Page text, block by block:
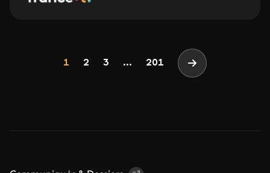
Page
1 Page
2 Page
3 ... 201 Page suivante